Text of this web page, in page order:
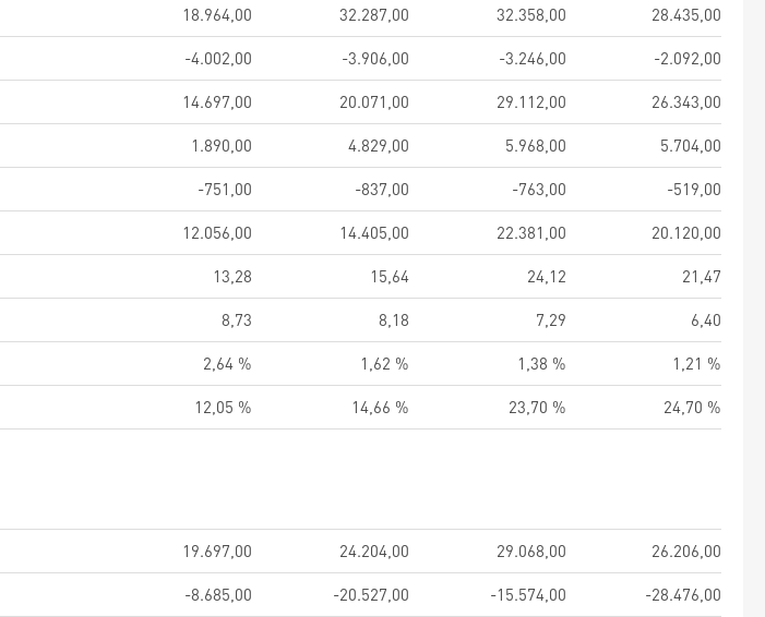
18.964,00 32.287,00 32.358,00
28.435,00
-4.002,00 -3.906,00 -3.246,00
-2.092,00
14.697,00 20.071,00 29.112,00
26.343,00
1.890,00 4.829,00 5.968,00
5.704,00
-751,00 -837,00 -763,00
-519,00
12.056,00 14.405,00 22.381,00
20.120,00
13,28 15,64 24,12
21,47
8,73 8,18 7,29
6,40
2,64 % 1,62 % 1,38 %
1,21 %
12,05 % 14,66 % 23,70 % 24,70 %
19.697,00 24.204,00 29.068,00
26.206,00
-8.685,00 -20.527,00 -15.574,00 -28.476,00